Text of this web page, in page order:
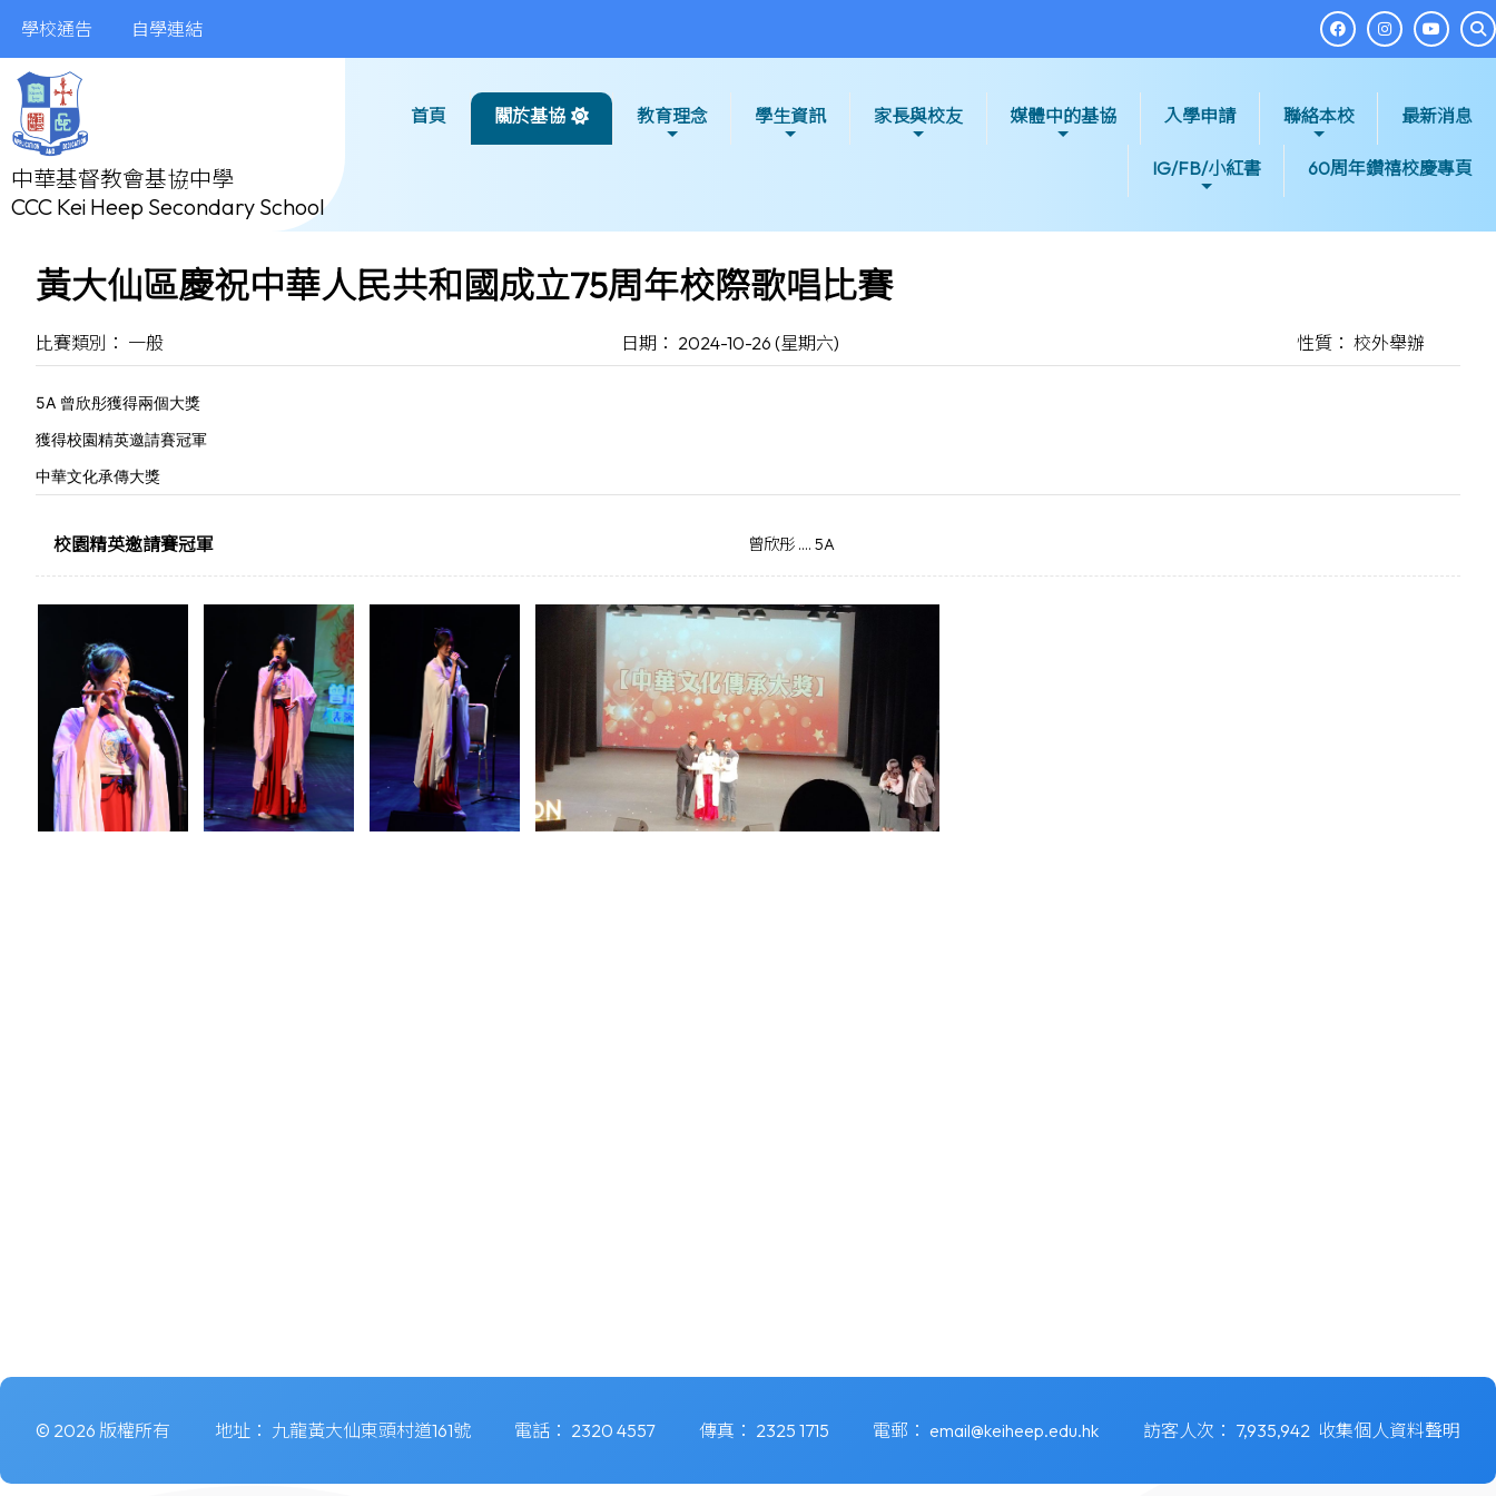
學校通告 自學連結
中華基督教會基協中學
CCC Kei Heep Secondary School
首頁 關於基協 教育理念 學生資訊 家長與校友 媒體中的基協 入學申請 聯絡本校 最新消息
IG/FB/小紅書 60周年鑽禧校慶專頁
黃大仙區慶祝中華人民共和國成立75周年校際歌唱比賽
比賽類別： 一般 日期： 2024-10-26 (星期六) 性質： 校外舉辦
5A 曾欣彤獲得兩個大獎
獲得校園精英邀請賽冠軍
中華文化承傳大獎
校園精英邀請賽冠軍 曾欣彤 .... 5A
© 2026 版權所有 地址： 九龍黃大仙東頭村道161號 電話： 2320 4557 傳真： 2325 1715 電郵： email@keiheep.edu.hk 訪客人次： 7,935,942 收集個人資料聲明